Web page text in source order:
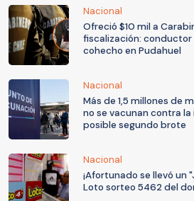
Nacional
Ofreció $10 mil a
fiscalización:
cohecho en Pudahuel
Nacional
Más de 1,5 millones de
no se vacunan contra
posible segundo brote
Nacional
¡Afortunado se llevó un
Loto sorteo 5462 del